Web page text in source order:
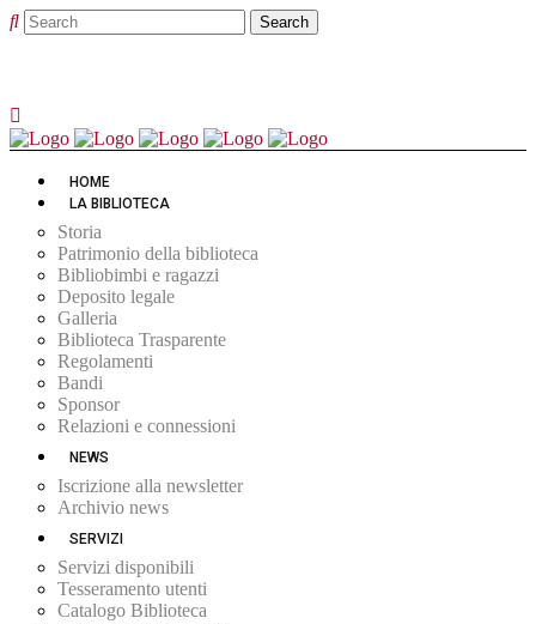
HOME
LA BIBLIOTECA
Storia
Patrimonio della biblioteca
Bibliobimbi e ragazzi
Deposito legale
Galleria
Biblioteca Trasparente
Regolamenti
Bandi
Sponsor
Relazioni e connessioni
NEWS
Iscrizione alla newsletter
Archivio news
SERVIZI
Servizi disponibili
Tesseramento utenti
Catalogo Biblioteca